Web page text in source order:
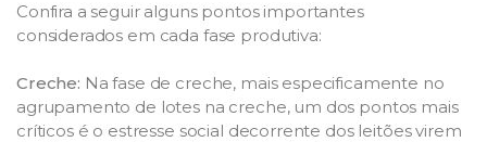
Confira a seguir alguns pontos importantes
considerados em cada fase produtiva:
Creche: Na fase de creche, mais especificamente no
agrupamento de lotes na creche, um dos pontos mais
críticos é o estresse social decorrente dos leitões virem